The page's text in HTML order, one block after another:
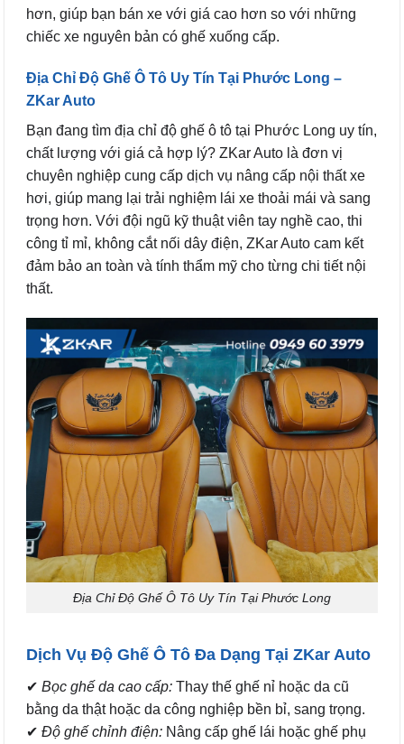
hơn, giúp bạn bán xe với giá cao hơn so với những
chiếc xe nguyên bản có ghế xuống cấp.
Địa Chỉ Độ Ghế Ô Tô Uy Tín Tại Phước Long –
ZKar Auto
Bạn đang tìm địa chỉ độ ghế ô tô tại Phước Long uy tín,
chất lượng với giá cả hợp lý? ZKar Auto là đơn vị
chuyên nghiệp cung cấp dịch vụ nâng cấp nội thất xe
hơi, giúp mang lại trải nghiệm lái xe thoải mái và sang
trọng hơn. Với đội ngũ kỹ thuật viên tay nghề cao, thi
công tỉ mỉ, không cắt nối dây điện, ZKar Auto cam kết
đảm bảo an toàn và tính thẩm mỹ cho từng chi tiết nội
thất.
Địa Chỉ Độ Ghế Ô Tô Uy Tín Tại Phước Long
Dịch Vụ Độ Ghế Ô Tô Đa Dạng Tại ZKar Auto
✔ Bọc ghế da cao cấp: Thay thế ghế nỉ hoặc da cũ
bằng da thật hoặc da công nghiệp bền bỉ, sang trọng.
✔ Độ ghế chỉnh điện: Nâng cấp ghế lái hoặc ghế phụ